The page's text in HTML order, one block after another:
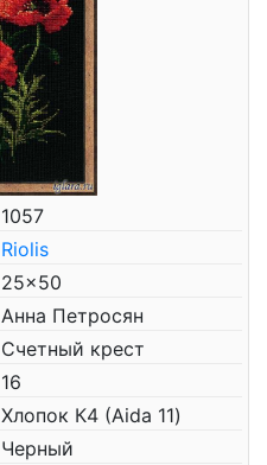
1057
Riolis
25x50
Анна Петросян
Счетный крест
16
Хлопок К4 (Aida 11)
Черный